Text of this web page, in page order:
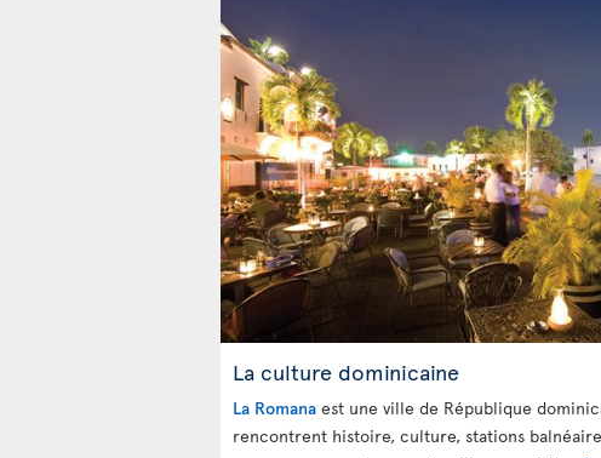
La culture dominicaine
La Romana est une ville de République
rencontrent histoire, culture, stations